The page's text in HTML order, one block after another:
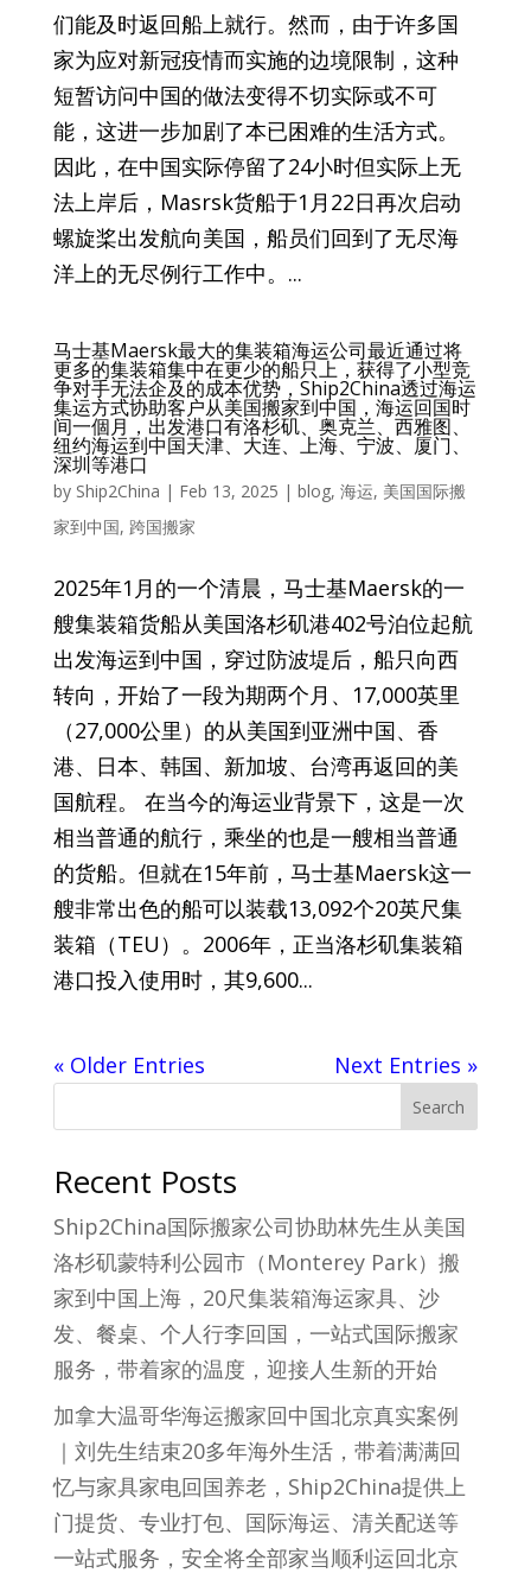
们能及时返回船上就行。然而，由于许多国
家为应对新冠疫情而实施的边境限制，这种
短暂访问中国的做法变得不切实际或不可
能，这进一步加剧了本已困难的生活方式。
因此，在中国实际停留了24小时但实际上无
法上岸后，Masrsk货船于1月22日再次启动
螺旋桨出发航向美国，船员们回到了无尽海
洋上的无尽例行工作中。...
马士基Maersk最大的集装箱海运公司最近通过将
更多的集装箱集中在更少的船只上，获得了小型竞
争对手无法企及的成本优势，Ship2China透过海运
集运方式协助客户从美国搬家到中国，海运回国时
间一個月，出发港口有洛杉矶、奥克兰、西雅图、
纽约海运到中国天津、大连、上海、宁波、厦门、
深圳等港口
by Ship2China | Feb 13, 2025 | blog, 海运, 美国国际搬
家到中国, 跨国搬家
2025年1月的一个清晨，马士基Maersk的一
艘集装箱货船从美国洛杉矶港402号泊位起航
出发海运到中国，穿过防波堤后，船只向西
转向，开始了一段为期两个月、17,000英里
（27,000公里）的从美国到亚洲中国、香
港、日本、韩国、新加坡、台湾再返回的美
国航程。 在当今的海运业背景下，这是一次
相当普通的航行，乘坐的也是一艘相当普通
的货船。但就在15年前，马士基Maersk这一
艘非常出色的船可以装载13,092个20英尺集
装箱（TEU）。2006年，正当洛杉矶集装箱
港口投入使用时，其9,600...
« Older Entries Next Entries »
Search
Recent Posts
Ship2China国际搬家公司协助林先生从美国
洛杉矶蒙特利公园市（Monterey Park）搬
家到中国上海，20尺集装箱海运家具、沙
发、餐桌、个人行李回国，一站式国际搬家
服务，带着家的温度，迎接人生新的开始
加拿大温哥华海运搬家回中国北京真实案例
｜刘先生结束20多年海外生活，带着满满回
忆与家具家电回国养老，Ship2China提供上
门提货、专业打包、国际海运、清关配送等
一站式服务，安全将全部家当顺利运回北京